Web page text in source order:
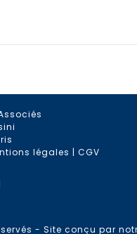
légales |CGV
- Site conçu par